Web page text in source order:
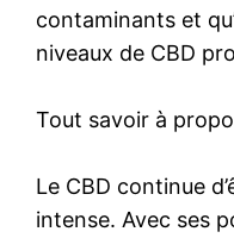
contaminants et
niveaux de CBD
Tout savoir à
Le CBD continue
intense. Avec ses